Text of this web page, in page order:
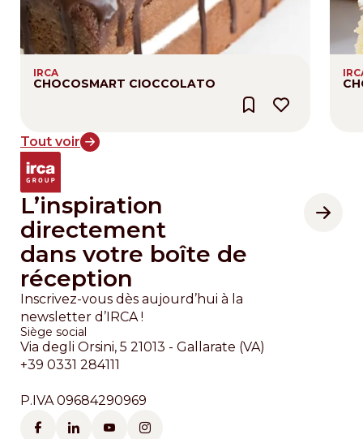
IRCA
CHOCOSMART CIOCCOLATO
Tout voir
L’inspiration
directement
dans votre boîte de
réception
Inscrivez-vous dès aujourd’hui à la
newsletter d’IRCA !
Siège social
Via degli Orsini, 5 21013 - Gallarate (VA)
+39 0331 284111
P.IVA 09684290969